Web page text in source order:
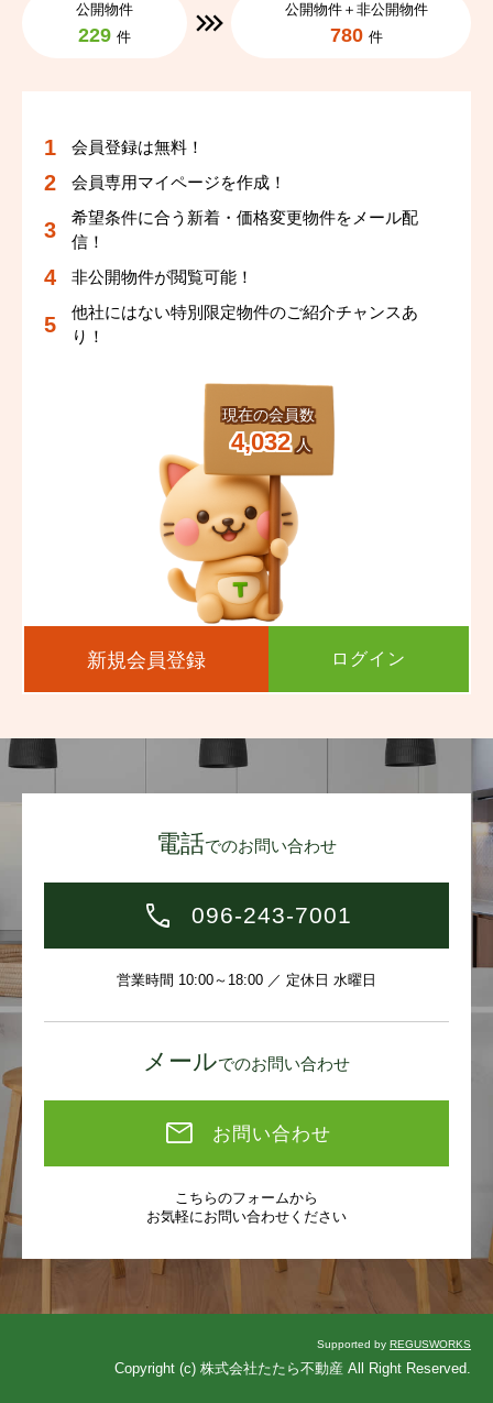
公開物件
229 件
公開物件＋非公開物件
780 件
現在の会員数
4,032 人
会員登録は無料！
会員専用マイページを作成！
希望条件に合う新着・価格変更物件をメール配
信！
非公開物件が閲覧可能！
他社にはない特別限定物件のご紹介チャンスあ
り！
新規会員登録 ログイン
電話でのお問い合わせ
096-243-7001
営業時間 10:00～18:00 ／ 定休日 水曜日
メールでのお問い合わせ
お問い合わせ
こちらのフォームから
お気軽にお問い合わせください
Supported by REGUSWORKS
Copyright (c) 株式会社たたら不動産 All Right Reserved.